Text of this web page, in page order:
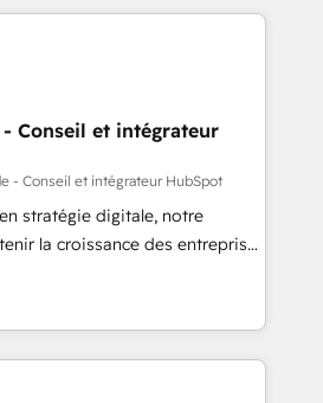
de vos données et
- Stratégie RevOps &
/ Sales - Data, reporting &
audit &
métiers (ERP, téléphonie,
& accompagnement au
en France et à l'international,
: SaaS, immobilier,
- Conseil et intégrateur
- Conseil et intégrateur HubSpot
stratégie digitale, notre
la croissance des entreprises
de nouveaux clients,
développement des revenus
En France et à
avec des ETI